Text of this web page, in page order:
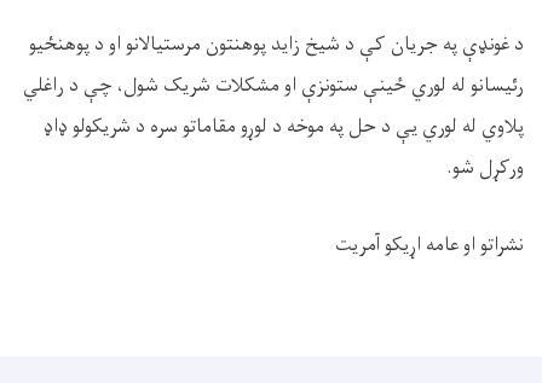
د غونډې په جريان کې د شيخ زايد پوهنتون مرستیالانو او د پوهنځيو
رئيسانو له لوري ځینې ستونزې او مشکلات شریک شول، چې د راغلي
پلاوي له لوري یې د حل په موخه د لوړو مقاماتو سره د شریکولو ډاډ
ورکړل شو.
نشراتو او عامه اړیکو آمريت